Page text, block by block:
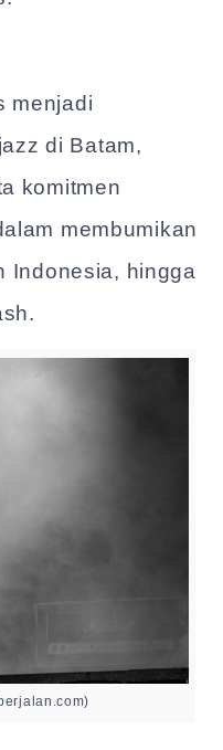
menjadi
di Batam,
komitmen
membumikan
Indonesia, hingga